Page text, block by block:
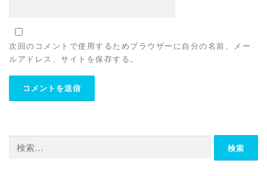
次回のコメントで使用するためブラウザーに自分の名前、メー
ルアドレス、サイトを保存する。
索: